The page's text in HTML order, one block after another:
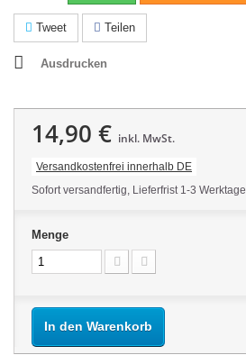
Tweet Teilen
Ausdrucken
14,90 € inkl. MwSt.
Versandkostenfrei innerhalb DE
Sofort versandfertig, Lieferfrist 1-3 Werktage
Menge
In den Warenkorb